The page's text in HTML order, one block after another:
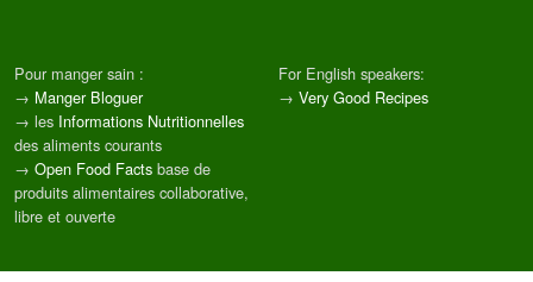
Pour manger sain :
→ Manger Bloguer
→ les Informations Nutritionnelles
des aliments courants
→ Open Food Facts base de
produits alimentaires collaborative,
libre et ouverte
For English speakers:
→ Very Good Recipes